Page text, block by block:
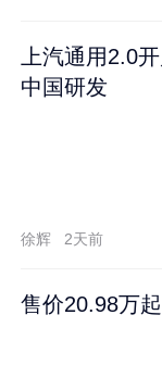
上汽通用2.0
中国研发
徐辉 2天前
售价20.98万